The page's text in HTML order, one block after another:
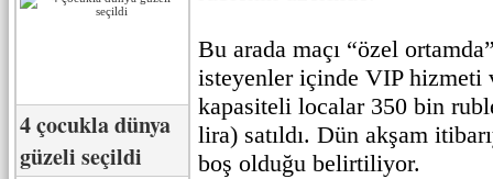
4 çocukla dünya
güzeli seçildi
Bu arada maçı “özel
isteyenler içinde VIP hizmeti
kapasiteli localar 350 bin
lira) satıldı. Dün akşam
boş olduğu belirtiliyor.